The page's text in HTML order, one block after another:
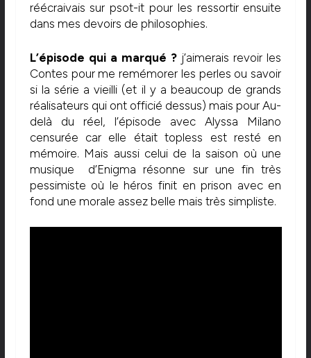
réécraivais sur psot-it pour les ressortir ensuite
dans mes devoirs de philosophies.
L’épisode qui a marqué ? j’aimerais revoir les
Contes pour me remémorer les perles ou savoir
si la série a vieilli (et il y a beaucoup de grands
réalisateurs qui ont officié dessus) mais pour Au-
delà du réel, l’épisode avec Alyssa Milano
censurée car elle était topless est resté en
mémoire. Mais aussi celui de la saison où une
musique d’Enigma résonne sur une fin très
pessimiste où le héros finit en prison avec en
fond une morale assez belle mais très simpliste.